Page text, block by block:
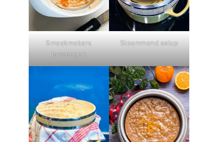
Smaakmakers
toevoegen
Stoommand setup